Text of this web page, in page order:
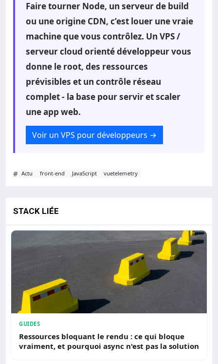
Faire tourner Node, un serveur de build
ou une origine CDN, c’est louer une vraie
machine que vous contrôlez. Un VPS /
serveur cloud orienté développeur vous
donne le root, des ressources
prévisibles et un contrôle réseau
complet - la base pour servir et scaler
une app web.
Voir un VPS pour développeurs →
# Actu front-end JavaScript vuetelemetry
STACK LIÉE
GUIDES
Ressources bloquant le rendu : ce qui bloque
vraiment, et pourquoi async n'est pas la solution